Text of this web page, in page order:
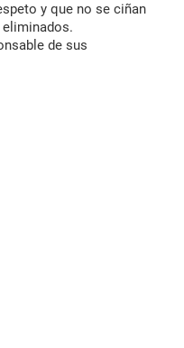
y que no se ciñan
de sus